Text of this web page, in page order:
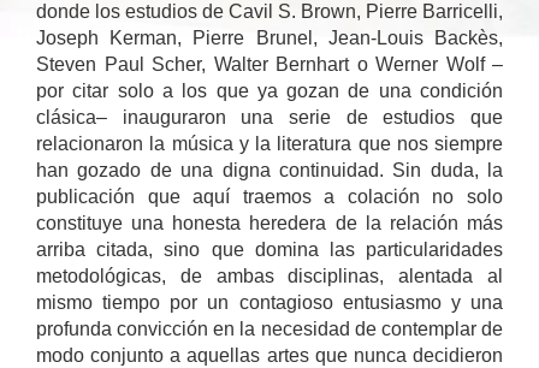
donde los estudios de Cavil S. Brown, Pierre Barricelli,
Joseph Kerman, Pierre Brunel, Jean-Louis Backès,
Steven Paul Scher, Walter Bernhart o Werner Wolf –
por citar solo a los que ya gozan de una condición
clásica– inauguraron una serie de estudios que
relacionaron la música y la literatura que nos siempre
han gozado de una digna continuidad. Sin duda, la
publicación que aquí traemos a colación no solo
constituye una honesta heredera de la relación más
arriba citada, sino que domina las particularidades
metodológicas, de ambas disciplinas, alentada al
mismo tiempo por un contagioso entusiasmo y una
profunda convicción en la necesidad de contemplar de
modo conjunto a aquellas artes que nunca decidieron